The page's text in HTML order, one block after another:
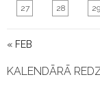
« FEB
27 28 29
KALENDĀRĀ